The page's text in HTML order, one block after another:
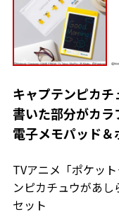
キャプテンピカチ
書いた部分がカラ
電子メモパッド＆
TVアニメ「ポケッ
ンピカチュウがあ
セット